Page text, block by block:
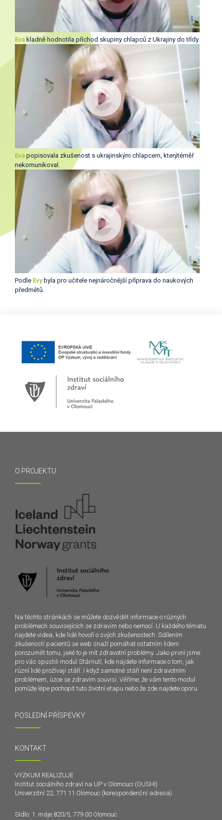
Eva kladně hodnotila příchod skupiny chlapců z Ukrajiny do třídy.
Eva popisovala zkušenost s ukrajinským chlapcem, kterýtéměř
nekomunikoval.
Podle Evy byla pro učitele nejnáročnější příprava do naukových
předmětů.
O PROJEKTU
Na těchto stránkách se můžete dozvědět informace o různých
problémech souvisejících se zdravím nebo nemocí. U každého tématu
najdete videa, kde lidé hovoří o svých zkušenostech. Sdílením
zkušeností pacientů se web snaží pomáhat ostatním lidem
porozumět tomu, jaké to je mít zdravotní problémy. Jako první jsme
pro vás spustili modul Stárnutí, kde najdete informace o tom, jak
různí lidé prožívají stáří. I když samotné stáří není zdravotním
problémem, úzce se zdravím souvisí. Věříme, že vám tento modul
pomůže lépe pochopit tuto životní etapu nebo že zde najdete oporu.
POSLEDNÍ PŘÍSPĚVKY
KONTAKT
VÝZKUM REALIZUJE
Institut sociálního zdraví na UP v Olomouci (OUSHI)
Univerzitní 22, 771 11 Olomouc (korespondenční adresa)
Sídlo: 1. máje 820/5, 779 00 Olomouc